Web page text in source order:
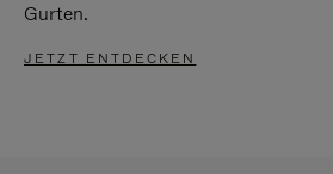
Gurten.
JETZT ENTDECKEN